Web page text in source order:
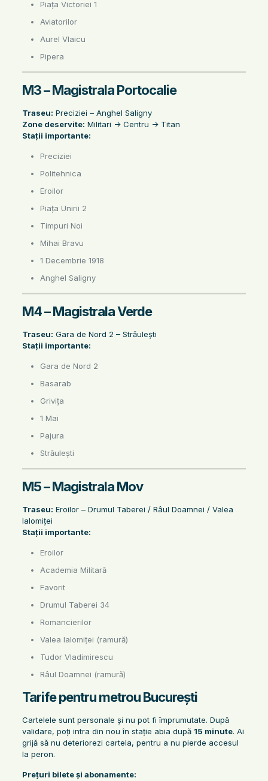
Piața Victoriei 1
Aviatorilor
Aurel Vlaicu
Pipera
M3 – Magistrala Portocalie
Traseu: Preciziei – Anghel Saligny
Zone deservite: Militari -> Centru -> Titan
Stații importante:
Preciziei
Politehnica
Eroilor
Piața Unirii 2
Timpuri Noi
Mihai Bravu
1 Decembrie 1918
Anghel Saligny
M4 – Magistrala Verde
Traseu: Gara de Nord 2 – Străulești
Stații importante:
Gara de Nord 2
Basarab
Grivița
1 Mai
Pajura
Străulești
M5 – Magistrala Mov
Traseu: Eroilor – Drumul Taberei / Râul Doamnei / Valea
Ialomiței
Stații importante:
Eroilor
Academia Militară
Favorit
Drumul Taberei 34
Romancierilor
Valea Ialomiței (ramură)
Tudor Vladimirescu
Râul Doamnei (ramură)
Tarife pentru metrou București
Cartelele sunt personale și nu pot fi împrumutate. După
validare, poți intra din nou în stație abia după 15 minute. Ai
grijă să nu deteriorezi cartela, pentru a nu pierde accesul
la peron.
Prețuri bilete și abonamente: